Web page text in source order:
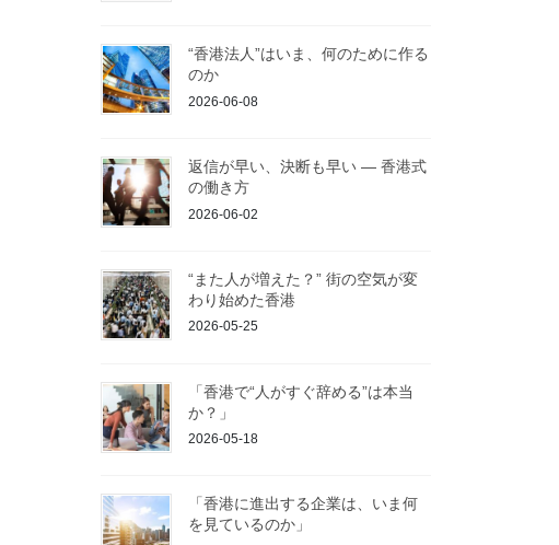
“香港法人”はいま、何のために作る
のか
2026-06-08
返信が早い、決断も早い ― 香港式
の働き方
2026-06-02
“また人が増えた？” 街の空気が変
わり始めた香港
2026-05-25
「香港で“人がすぐ辞める”は本当
か？」
2026-05-18
「香港に進出する企業は、いま何
を見ているのか」